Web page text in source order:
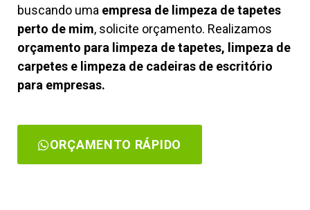
buscando uma empresa de limpeza de tapetes
perto de mim, solicite orçamento. Realizamos
orçamento para limpeza de tapetes, limpeza de
carpetes e limpeza de cadeiras de escritório
para empresas.
ORÇAMENTO RÁPIDO